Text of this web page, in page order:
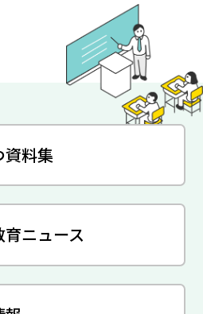
資料集
ニュース